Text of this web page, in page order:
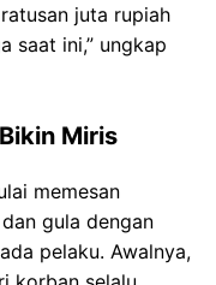
juta rupiah
saat ini,” ungkap
Miris
memesan
gula dengan
pelaku. Awalnya,